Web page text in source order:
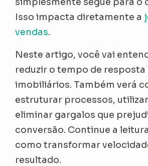
Isso impacta diretamente a
vendas.
Neste artigo, você vai
reduzir o tempo de resposta
imobiliários. Também verá
estruturar processos,
eliminar gargalos que
conversão. Continue a
como transformar
resultado.